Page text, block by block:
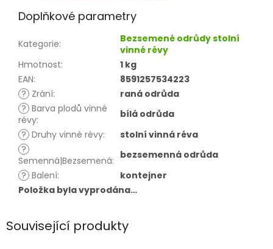
Doplňkové parametry
Kategorie:
Bezsemené odrůdy stolní
vinné révy
Hmotnost:
1 kg
EAN:
8591257534223
? Zrání:
raná odrůda
? Barva plodů vinné
révy:
bílá odrůda
? Druhy vinné révy:
stolní vinná réva
?
Semenná|Bezsemená: bezsemenná odrůda
? Balení:
kontejner
Položka byla vyprodána…
Související produkty